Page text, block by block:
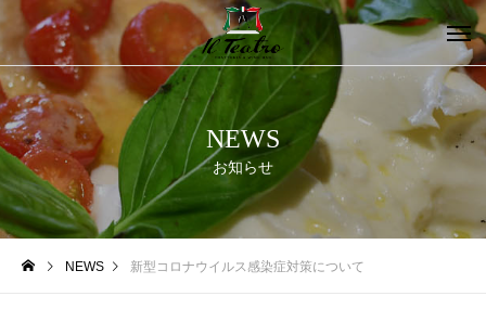
NEWS
お知らせ
NEWS 新型コロナウイルス感染症対策について